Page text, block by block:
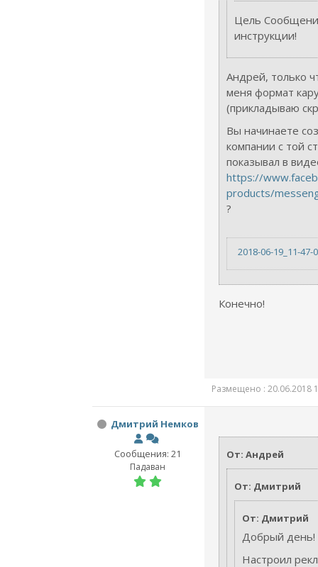
Цель
инструкции!
Андрей, только
меня формат
(прикладываю
Вы начинаете
компании с той
показывал в
https://
products/
?
2018-06-19_11-47-
Конечно!
Размещено : 20.06.2018
Дмитрий Немков
Сообщения: 21
Падаван
От: Андрей
От: Дмитрий
От: Дмитрий
Добрый день!
Настроил